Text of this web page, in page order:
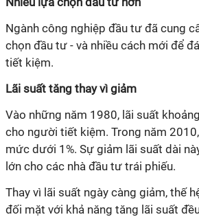
Ngành công nghiệp đầu tư đã cung
chọn đầu tư - và nhiều cách mới để
tiết kiệm.
Lãi suất tăng thay vì giảm
Vào những năm 1980, lãi suất
cho người tiết kiệm. Trong năm
mức dưới 1%. Sự giảm lãi suất dài
lớn cho các nhà đầu tư trái phiếu.
Thay vì lãi suất ngày càng giảm, thế
đối mặt với khả năng tăng lãi suất